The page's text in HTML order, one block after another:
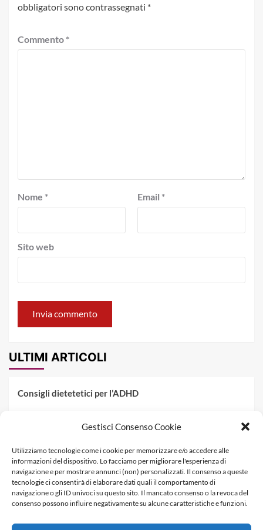
Gestisci Consenso Cookie
Utilizziamo tecnologie come i cookie per memorizzare e/o accedere alle
informazioni del dispositivo. Lo facciamo per migliorare l'esperienza di
navigazione e per mostrare annunci (non) personalizzati. Il consenso a queste
tecnologie ci consentirà di elaborare dati quali il comportamento di
navigazione o gli ID univoci su questo sito. Il mancato consenso o la revoca del
consenso possono influire negativamente su alcune caratteristiche e funzioni.
obbligatori sono contrassegnati *
Commento *
Nome * Email *
Sito web
ULTIMI ARTICOLI
Consigli dietetetici per l’ADHD
Fenilchetonuria
Dieta militare: come funziona, opinioni e schema tipo per
dimagrire in 3 giorni